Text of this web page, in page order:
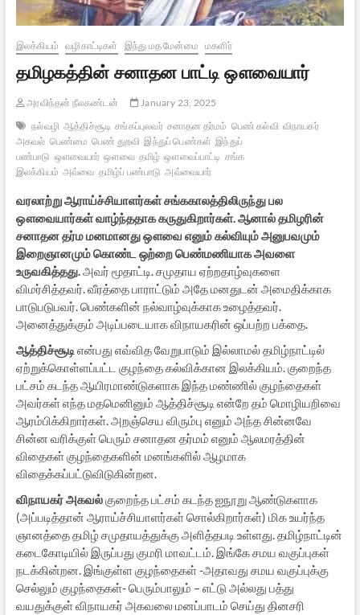
இலக்கியம் வழிகாட்டிகள் இந்து மத மேன்மை மகளிர்
தமிழகத்தின் சனாதன பாட்டி ஔவையார்
அரவிந்தன் நீலகண்டன்
January 23, 2025
நல்வழி ஆத்திச்சூடி சங்கப்புலவர் சனாதன தர்மம் பெண் கல்வி விநாயகர்
அகவல் பெண்மை பெண் துறவி இந்துப் பெண்கள் இந்துப்
பண்பாடு ஔவையார் ஔவை தமிழ் ஔவைப்பாட்டி சங்க
இலக்கியம் அவ்வை தமிழ்ப் பண்பாடு அவ்வையார்
வரலாற்று ஆராய்ச்சியாளர்கள் சங்ககாலத்திலிருந்து பல
ஔவையார்கள் வாழ்ந்ததாக கருதுகிறார்கள். ஆனால் தமிழரின்
சனாதன தர்ம மனமானது ஔவை எனும் கல்வியும் அனுபவமும்
இறைஞானமும் கொண்ட ஒற்றை பெண்மணியாக அவளை
உருவகித்தது.அவர் மூதாட்டி. சமுதாய ஏற்றதாழ்வுகளை
விமர்சித்தவர். வீரத்தை பாராட்டும் அதே மனதுடன் அமைதிக்காக
பாடுபடுபவர். பெண்களின் நல்வாழ்வுக்காக உழைத்தவர்.
அனைத்துக்கும் அடிப்படையாக விநாயகரின் ஒப்பற்ற பக்தை.
ஆத்திச்சூடி என்பது எவ்வித வேறுபாடும் இல்லாமல் தமிழ்நாட்டில்
ஏற்றுக்கொள்ளப்பட்ட குழந்தை கல்விக்கான இலக்கியம். குறைந்த
பட்சம் கடந்த ஆயிரமாண்டுகளாக இந்த மண்ணில் குழந்தைகள்
அவர்கள் எந்த மதமெனினும் ஆத்திச்சூடி என்றே தம் மொழியறிவை
ஆரம்பிக்கிறார்கள். அறஞ்செய விரும்பு எனும் அந்த சின்னவே
சின்ன வரிக்குள் பெரும் சனாதன தர்மம் எனும் ஆலமரத்தின்
விதைகள் குழந்தைகளின் மனங்களில் ஆழமாக
விதைக்கப்பட்டுவிடுகின்றன.
விநாயகர் அகவல்குறைந்த பட்சம் கடந்த ஐநூறு ஆண்டுகளாக
(அப்படித்தான் ஆராய்ச்சியாளர்கள் சொல்கிறார்கள்) மிக உயர்ந்த
ஞானத்தை தமிழ் சமுதாயத்துக்கு அளித்தபடி உள்ளது. தமிழ்நாட்டின்
கடைகோடியில் இருப்பது குமரி மாவட்டம். இங்கே சமய வகுப்புகள்
நடக்கின்றன. இங்குள்ள குழந்தைகள் -அதாவது சமய வகுப்புக்கு
செல்லும் குழந்தைகள்- பெரும்பாலும் – எட்டு அல்லது பத்து
வயதுக்குள் விநாயகர் அகவலை மனப்பாடம் செய்து தினசரி